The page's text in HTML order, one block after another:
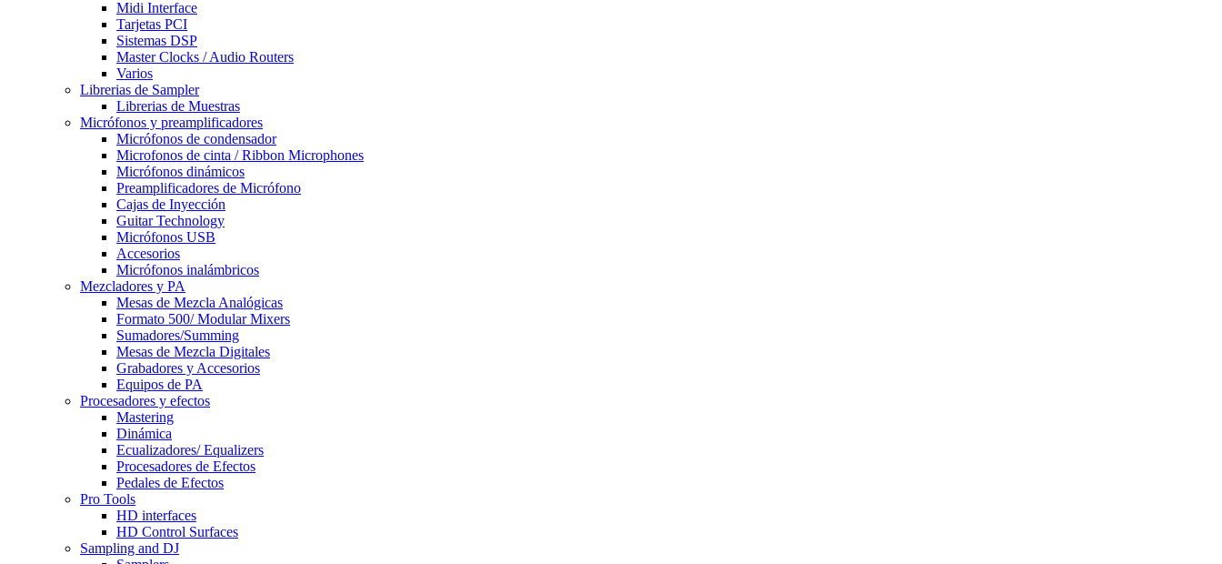
Midi Interface
Tarjetas PCI
Sistemas DSP
Master Clocks / Audio Routers
Varios
Librerias de Sampler
Librerias de Muestras
Micrófonos y preamplificadores
Micrófonos de condensador
Microfonos de cinta / Ribbon Microphones
Micrófonos dinámicos
Preamplificadores de Micrófono
Cajas de Inyección
Guitar Technology
Micrófonos USB
Accesorios
Micrófonos inalámbricos
Mezcladores y PA
Mesas de Mezcla Analógicas
Formato 500/ Modular Mixers
Sumadores/Summing
Mesas de Mezcla Digitales
Grabadores y Accesorios
Equipos de PA
Procesadores y efectos
Mastering
Dinámica
Ecualizadores/ Equalizers
Procesadores de Efectos
Pedales de Efectos
Pro Tools
HD interfaces
HD Control Surfaces
Sampling and DJ